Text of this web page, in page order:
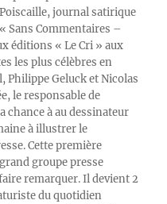
journal satirique
Sans Commentaires –
éditions « Le Cri » aux
les plus célèbres en
Philippe Geluck et Nicolas
le responsable de
chance à au dessinateur
à illustrer le
Cette première
groupe presse
remarquer. Il devient 2
du quotidien